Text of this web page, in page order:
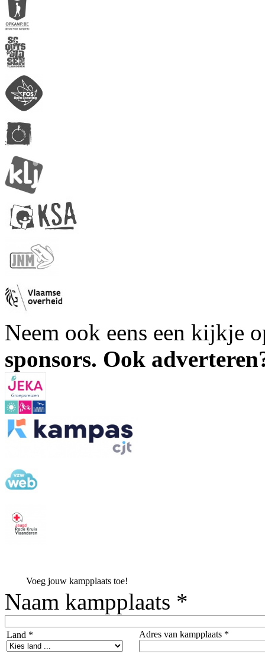
Neem ook eens een kijkje
sponsors. Ook
Voeg jouw kampplaats toe!
Naam kampplaats *
Land * Adres van kampplaats *